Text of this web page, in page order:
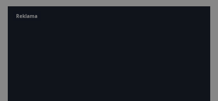
Reklama